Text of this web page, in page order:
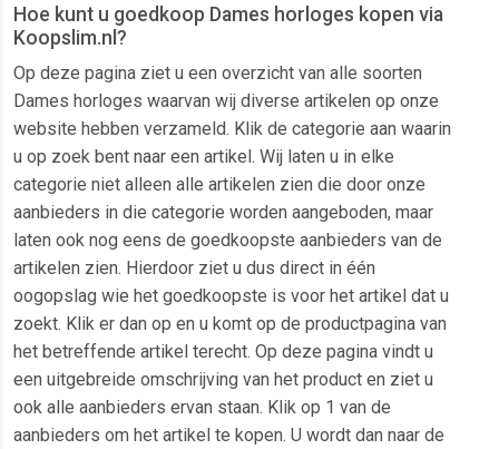
Hoe kunt u goedkoop Dames horloges kopen via
Koopslim.nl?
Op deze pagina ziet u een overzicht van alle soorten
Dames horloges waarvan wij diverse artikelen op onze
website hebben verzameld. Klik de categorie aan waarin
u op zoek bent naar een artikel. Wij laten u in elke
categorie niet alleen alle artikelen zien die door onze
aanbieders in die categorie worden aangeboden, maar
laten ook nog eens de goedkoopste aanbieders van de
artikelen zien. Hierdoor ziet u dus direct in één
oogopslag wie het goedkoopste is voor het artikel dat u
zoekt. Klik er dan op en u komt op de productpagina van
het betreffende artikel terecht. Op deze pagina vindt u
een uitgebreide omschrijving van het product en ziet u
ook alle aanbieders ervan staan. Klik op 1 van de
aanbieders om het artikel te kopen. U wordt dan naar de